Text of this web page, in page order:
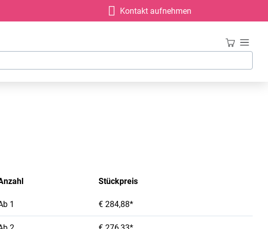
Kontakt aufnehmen
Stückpreis
1 € 284,88*